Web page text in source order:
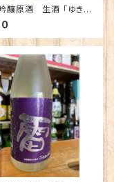
醸原酒 生酒 「ゆきつ
りたて生酒」720ｍｌ